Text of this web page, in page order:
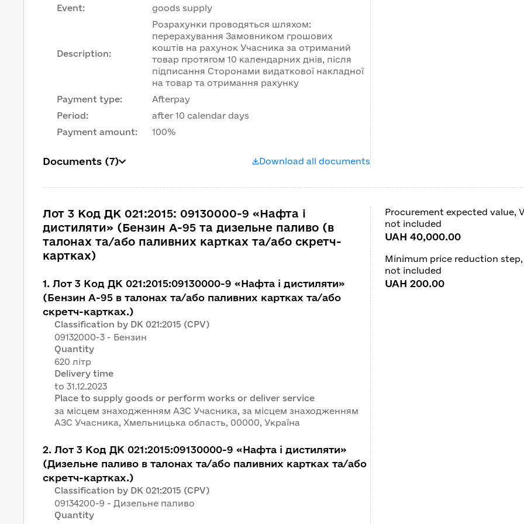
Event: goods supply
Description:
Розрахунки проводяться шляхом:
перерахування Замовником грошових
коштів на рахунок Учасника за отриманий
товар протягом 10 календарних днів, після
підписання Сторонами видаткової накладної
на товар та отримання рахунку
Payment type:
Afterpay
Period:
after 10 calendar days
Payment amount: 100%
Documents (7) Download all documents
Лот 3 Код ДК 021:2015: 09130000-9 «Нафта і
дистиляти» (Бензин А-95 та дизельне паливо (в
талонах та/або паливних картках та/або скретч-
картках)
1. Лот 3 Код ДК 021:2015:09130000-9 «Нафта і дистиляти»
(Бензин А-95 в талонах та/або паливних картках та/або
скретч-картках.)
Classification by DK 021:2015 (CPV)
09132000-3 - Бензин
Quantity
620 літр
Delivery time
Place to supply goods or perform works or deliver service
за місцем знаходженням АЗС Учасника, за місцем знаходженням
АЗС Учасника, Хмельницька область, 00000, Україна
2. Лот 3 Код ДК 021:2015:09130000-9 «Нафта і дистиляти»
(Дизельне паливо в талонах та/або паливних картках та/або
скретч-картках.)
Classification by DK 021:2015 (CPV)
09134200-9 - Дизельне паливо
Quantity
Procurement expected value,
not included
UAH 40,000.00
Minimum price reduction step,
not included
UAH 200.00